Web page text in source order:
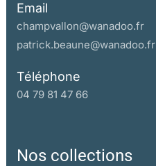
Email
champvallon@wanadoo.fr
patrick.beaune@wanadoo.fr
Téléphone
04 79 81 47 66
Nos collections